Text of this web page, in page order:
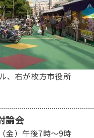
、右が枚方市役所
論会
金）午後7時～9時